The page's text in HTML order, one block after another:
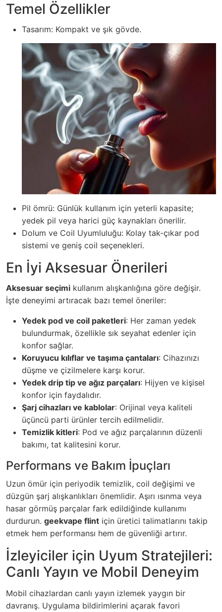
Temel Özellikler
Tasarım: Kompakt ve şık gövde.
Pil ömrü: Günlük kullanım için yeterli kapasite;
yedek pil veya harici güç kaynakları önerilir.
Dolum ve Coil Uyumluluğu: Kolay tak-çıkar pod
sistemi ve geniş coil seçenekleri.
En İyi Aksesuar Önerileri
Aksesuar seçimi kullanım alışkanlığına göre değişir.
İşte deneyimi artıracak bazı temel öneriler:
Yedek pod ve coil paketleri: Her zaman yedek
bulundurmak, özellikle sık seyahat edenler için
konfor sağlar.
Koruyucu kılıflar ve taşıma çantaları: Cihazınızı
düşme ve çizilmelere karşı korur.
Yedek drip tip ve ağız parçaları: Hijyen ve kişisel
konfor için faydalıdır.
Şarj cihazları ve kablolar: Orijinal veya kaliteli
üçüncü parti ürünler tercih edilmelidir.
Temizlik kitleri: Pod ve ağız parçalarının düzenli
bakımı, tat kalitesini korur.
Performans ve Bakım İpuçları
Uzun ömür için periyodik temizlik, coil değişimi ve
düzgün şarj alışkanlıkları önemlidir. Aşırı ısınma veya
hasar görmüş parçalar fark edildiğinde kullanımı
durdurun. geekvape flint için üretici talimatlarını takip
etmek hem performansı hem de güvenliği artırır.
İzleyiciler için Uyum Stratejileri:
Canlı Yayın ve Mobil Deneyim
Mobil cihazlardan canlı yayın izlemek yaygın bir
davranış. Uygulama bildirimlerini açarak favori